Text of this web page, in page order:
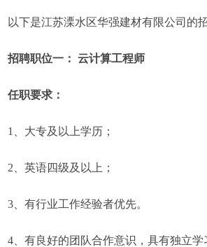
以下是江苏溧水区华强建材有限公司的
招聘职位一： 云计算工程师
任职要求：
1、大专及以上学历；
2、英语四级及以上；
3、有行业工作经验者优先。
4、有良好的团队合作意识，具有独立学